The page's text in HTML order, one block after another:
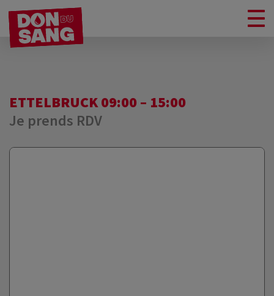
ETTELBRUCK 09:00 – 15:00
Je prends RDV